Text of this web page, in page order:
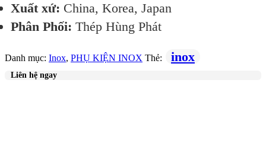
Xuất xứ: China, Korea, Japan
Phân Phối: Thép Hùng Phát
Danh mục: Inox, PHỤ KIỆN INOX Thẻ: inox
Liên hệ ngay